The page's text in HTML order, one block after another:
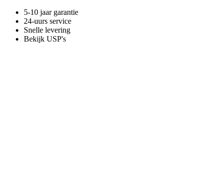
5-10 jaar garantie
24-uurs service
Snelle levering
Bekijk USP's